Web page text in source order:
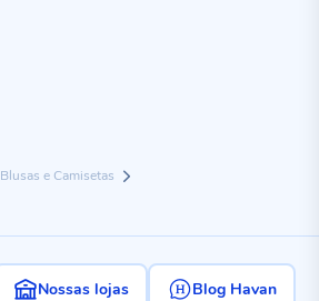
Blusas e Camisetas
Nossas lojas Blog Havan